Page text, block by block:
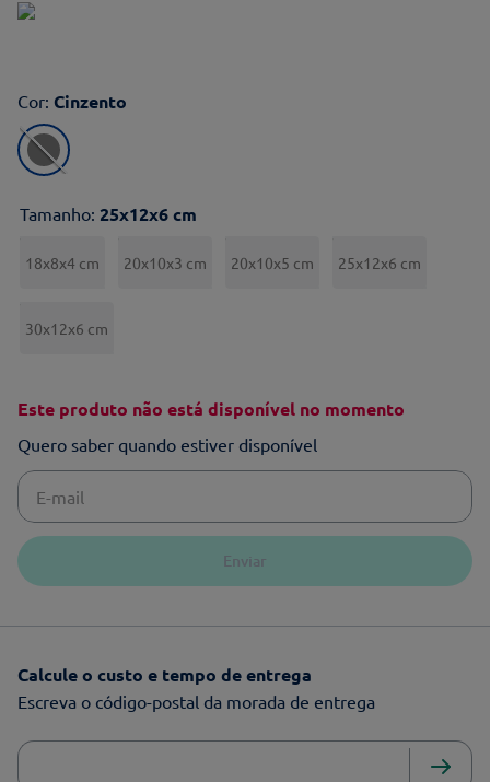
Cor: Cinzento
Tamanho: 25x12x6 cm
18x8x4 cm 20x10x3 cm 20x10x5 cm 25x12x6 cm
30x12x6 cm
Este produto não está disponível no momento
Quero saber quando estiver disponível
Enviar
Calcule o custo e tempo de entrega
Escreva o código-postal da morada de entrega